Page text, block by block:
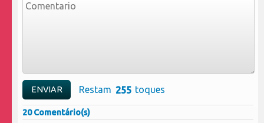
Restam toques
20 Comentário(s)